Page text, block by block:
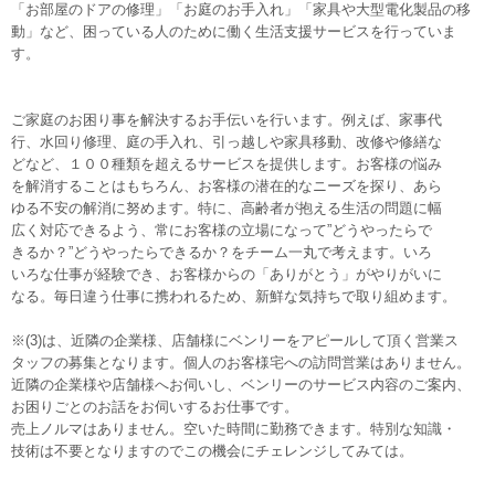
「お部屋のドアの修理」「お庭のお手入れ」「家具や大型電化製品の移
動」など、困っている人のために働く生活支援サービスを行っていま
す。
ご家庭のお困り事を解決するお手伝いを行います。例えば、家事代
行、水回り修理、庭の手入れ、引っ越しや家具移動、改修や修繕な
どなど、１００種類を超えるサービスを提供します。お客様の悩み
を解消することはもちろん、お客様の潜在的なニーズを探り、あら
ゆる不安の解消に努めます。特に、高齢者が抱える生活の問題に幅
広く対応できるよう、常にお客様の立場になって”どうやったらで
きるか？”どうやったらできるか？をチーム一丸で考えます。いろ
いろな仕事が経験でき、お客様からの「ありがとう」がやりがいに
なる。毎日違う仕事に携われるため、新鮮な気持ちで取り組めます。
※(3)は、近隣の企業様、店舗様にベンリーをアピールして頂く営業ス
タッフの募集となります。個人のお客様宅への訪問営業はありません。
近隣の企業様や店舗様へお伺いし、ベンリーのサービス内容のご案内、
お困りごとのお話をお伺いするお仕事です。
売上ノルマはありません。空いた時間に勤務できます。特別な知識・
技術は不要となりますのでこの機会にチェレンジしてみては。